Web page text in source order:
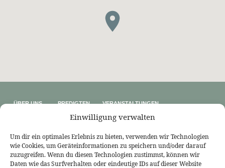
Einwilligung verwalten
Um dir ein optimales Erlebnis zu bieten, verwenden wir Technologien
wie Cookies, um Geräteinformationen zu speichern und/oder darauf
zuzugreifen. Wenn du diesen Technologien zustimmst, können wir
Daten wie das Surfverhalten oder eindeutige IDs auf dieser Website
ÜBER UNS
Impressum
PREDIGTEN
Predigtreihen
VERANSTALTUNGEN
Sommerfreizeit
Bekennende Evangelisch-Reformierte Gemeinde Nordhorn